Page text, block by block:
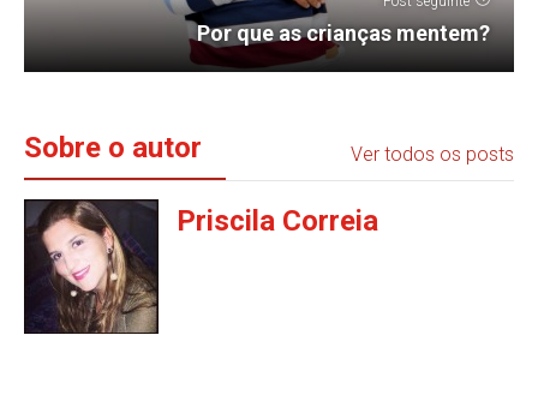
Por que as crianças mentem?
Sobre o autor Ver todos os posts
Priscila Correia